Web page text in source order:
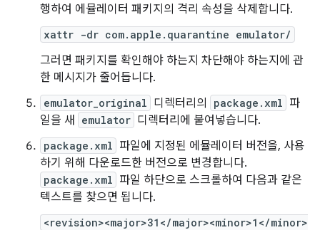
행하여 에뮬레이터 패키지의 격리 속성을 삭제합니다.
xattr -dr com.apple.quarantine emulator/
그러면 패키지를 확인해야 하는지 차단해야 하는지에 관
한 메시지가 줄어듭니다.
emulator_original 디렉터리의 package.xml 파
일을 새
emulator 디렉터리에 붙여넣습니다.
package.xml 파일에 지정된 에뮬레이터 버전을, 사용
하기 위해 다운로드한 버전으로 변경합니다.
package.xml 파일 하단으로 스크롤하여 다음과 같은
텍스트를 찾으면 됩니다.
<revision><major>31</major><minor>1</minor>